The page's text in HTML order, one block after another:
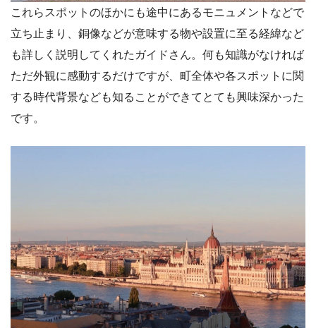
これらスポットのほかにも途中にあるモニュメントなどで
立ち止まり、銅像などが意味する物や設置に至る経緯など
も詳しく説明してくれたガイドさん。何も知識がなければ
ただ外観に感動するだけですが、町全体や各スポットに関
する時代背景なども知ることができてとても興味深かった
です。